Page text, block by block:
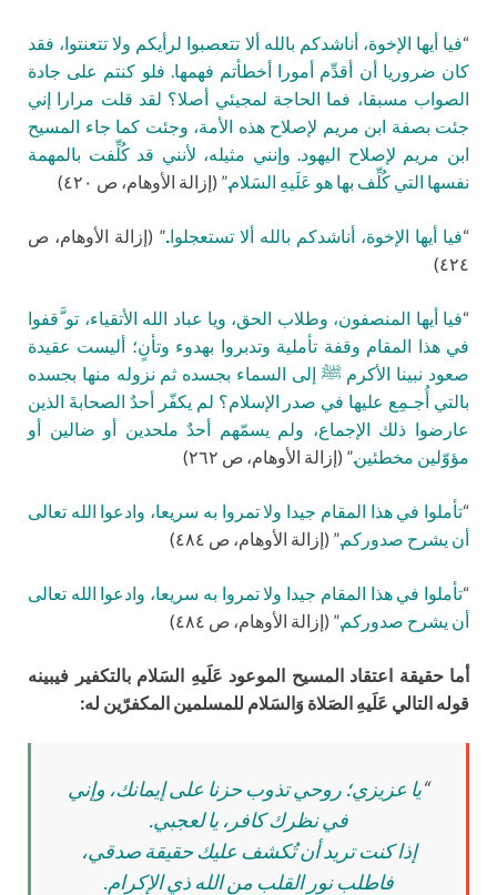
“فيا أيها الإخوة، أناشدكم بالله ألا تتعصبوا لرأيكم ولا تتعنتوا، فقد
كان ضروريا أن أقدِّم أمورا أخطأتم فهمها. فلو كنتم على جادة
الصواب مسبقا، فما الحاجة لمجيئي أصلا؟ لقد قلت مرارا إني
جئت بصفة ابن مريم لإصلاح هذه الأمة، وجئت كما جاء المسيح
ابن مريم لإصلاح اليهود. وإنني مثيله، لأنني قد كُلِّفت بالمهمة
نفسها التي كُلِّف بها هو عَلَيهِ السَلام.” (إزالة الأوهام، ص ٤٢٠)
“فيا أيها الإخوة، أناشدكم بالله ألا تستعجلوا.. ” (إزالة الأوهام، ص
٤٢٤)
“فيا أيها المنصفون، وطلاب الحق، ويا عباد الله الأتقياء، تو َّقفوا
في هذا المقام وقفة تأملية وتدبروا بهدوء وتأنٍ؛ أليست عقيدة
صعود نبينا الأكرم ﷺ إلى السماء بجسده ثم نزوله منها بجسده
بالتي أُجـمِع عليها في صدر الإسلام؟ لم يكفّر أحدٌ الصحابةَ الذين
عارضوا ذلك الإجماع، ولم يسمّهم أحدٌ ملحدين أو ضالين أو
مؤوّلين مخطئين.” (إزالة الأوهام، ص ٢٦٢)
“تأملوا في هذا المقام جيدا ولا تمروا به سريعا، وادعوا الله تعالى
أن يشرح صدوركم. ” (إزالة الأوهام، ص ٤٨٤)
“تأملوا في هذا المقام جيدا ولا تمروا به سريعا، وادعوا الله تعالى
أن يشرح صدوركم. ” (إزالة الأوهام، ص ٤٨٤)
أما حقيقة اعتقاد المسيح الموعود عَلَيهِ السَلام بالتكفير فيبينه
قوله التالي عَلَيهِ الصَلاة وَالسَلام للمسلمين المكفرّين له:
“يا عزيزي؛ روحي تذوب حزنا على إيمانك، وإني
في نظرك كافر، يا لعجبي.
إذا كنت تريد أن تُكشف عليك حقيقة صدقي،
فاطلب نور القلب من الله ذي الإكرام.